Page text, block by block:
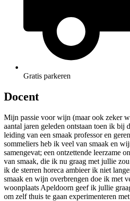
Gratis parkeren
Docent
Mijn passie voor wijn (maar ook zeker
aantal jaren geleden ontstaan toen ik bij
leiding van een smaak professor en
sommeliers heb ik veel van smaak en
samengevat; een ontzettende leerzame
van smaak, die ik nu graag met jullie
ik de sterren horeca ambieer ik niet
smaak en wijn overbrengen doe ik met
woonplaats Apeldoorn geef ik jullie
om zelf thuis te gaan experimenteren